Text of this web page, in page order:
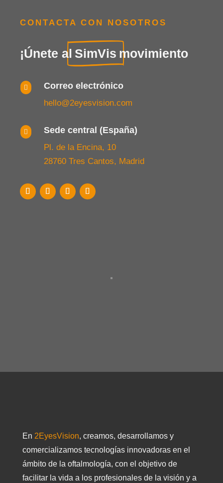
CONTACTA CON NOSOTROS
¡Únete al SimVis movimiento
 Correo electrónico
hello@2eyesvision.com
 Sede central (España)
Pl. de la Encina, 10
28760 Tres Cantos, Madrid
En 2EyesVision, creamos, desarrollamos y
comercializamos tecnologías innovadoras en el
ámbito de la oftalmología, con el objetivo de
facilitar la vida a los profesionales de la visión y a